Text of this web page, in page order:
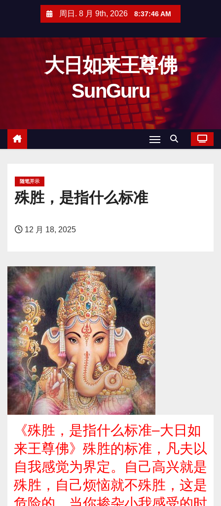
周日. 8 月 9th, 2026 8:37:47 AM
大日如来王尊佛
SunGuru
随笔开示
殊胜，是指什么标准
12 月 18, 2025
《殊胜，是指什么标准–大日如
来王尊佛》殊胜的标准，凡夫以
自我感觉为界定。自己高兴就是
殊胜，自己烦恼就不殊胜，这是